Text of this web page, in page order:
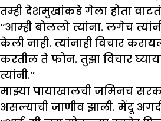
तम्ही देशमुखांकडे गेला होता
‘‘आम्ही बोललो त्यांना. लगेच
केली नाही. त्यांनाही विचार
करतील ते फोन. तुझा विचार
त्यांनी.’’
माझ्या पायाखालची जमिनच
असल्याची जाणीव झाली. मेंदू